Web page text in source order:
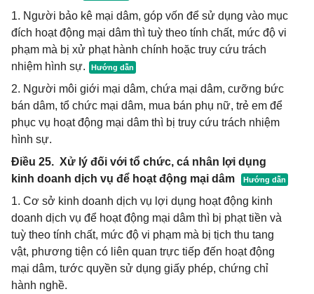
1. Người bảo kê mại dâm, góp vốn để sử dụng vào mục
đích hoạt động mại dâm thì tuỳ theo tính chất, mức độ vi
phạm mà bị xử phạt hành chính hoặc truy cứu trách
nhiệm hình sự.
2. Người môi giới mại dâm, chứa mại dâm, cưỡng bức
bán dâm, tổ chức mại dâm, mua bán phụ nữ, trẻ em để
phục vụ hoạt động mại dâm thì bị truy cứu trách nhiệm
hình sự.
Điều 25. Xử lý đối với tổ chức, cá nhân lợi dụng
kinh doanh dịch vụ để hoạt động mại dâm
1. Cơ sở kinh doanh dịch vụ lợi dụng hoạt động kinh
doanh dịch vụ để hoạt động mại dâm thì bị phạt tiền và
tuỳ theo tính chất, mức độ vi phạm mà bị tịch thu tang
vật, phương tiện có liên quan trực tiếp đến hoạt động
mại dâm, tước quyền sử dụng giấy phép, chứng chỉ
hành nghề.